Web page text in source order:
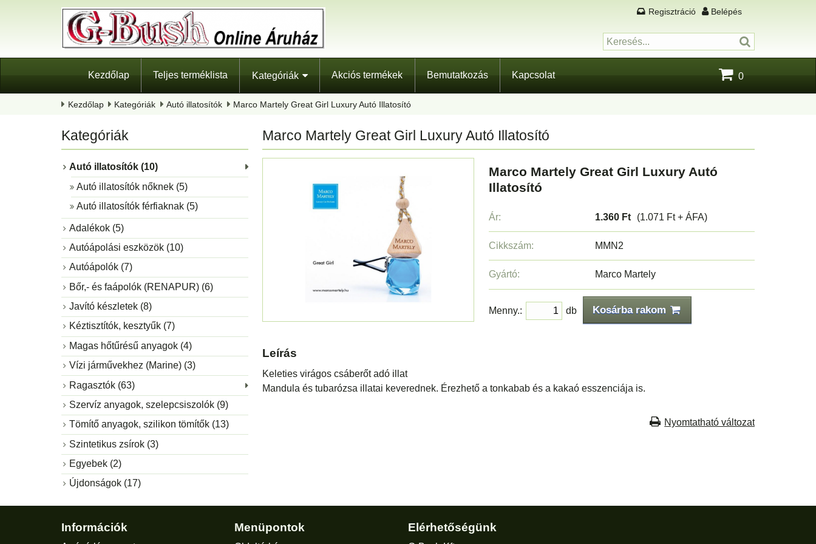
Regisztráció Belépés
Kezdőlap Teljes terméklista Kategóriák Akciós termékek Bemutatkozás Kapcsolat 0
Kezdőlap Kategóriák Autó illatosítók Marco Martely Great Girl Luxury Autó Illatosító
Marco Martely Great Girl Luxury Autó Illatosító
Marco Martely Great Girl Luxury Autó
Illatosító
Ár: 1.360 Ft (1.071 Ft + ÁFA)
Cikkszám: MMN2
Gyártó: Marco Martely
Menny.: db Kosárba rakom
Leírás
Keleties virágos csáberőt adó illat
Mandula és tubarózsa illatai keverednek. Érezhető a tonkabab és a kakaó esszenciája is.
Nyomtatható változat
Kategóriák
Autó illatosítók (10)
Autó illatosítók nőknek (5)
Autó illatosítók férfiaknak (5)
Adalékok (5)
Autóápolási eszközök (10)
Autóápolók (7)
Bőr,- és faápolók (RENAPUR) (6)
Javító készletek (8)
Kéztisztítók, kesztyűk (7)
Magas hőtűrésű anyagok (4)
Vízi járművekhez (Marine) (3)
Ragasztók (63)
Szervíz anyagok, szelepcsiszolók (9)
Tömítő anyagok, szilikon tömítők (13)
Szintetikus zsírok (3)
Egyebek (2)
Újdonságok (17)
Információk Menüpontok Elérhetőségünk